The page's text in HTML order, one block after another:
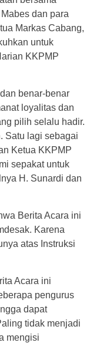
dan para
Markas Cabang,
untuk
KKPMP
benar-benar
loyalitas dan
pilih selalu hadir.
Satu lagi sebagai
Ketua KKPMP
sepakat untuk
H. Sunardi dan
Berita Acara ini
Karena
atas Instruksi
Acara ini
pengurus
dapat
tidak menjadi
mengisi